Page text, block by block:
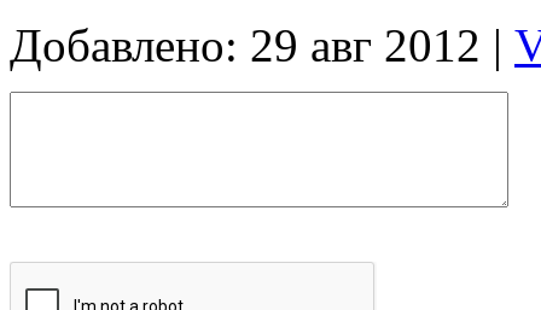
Добавлено: 29 авг 2012 |